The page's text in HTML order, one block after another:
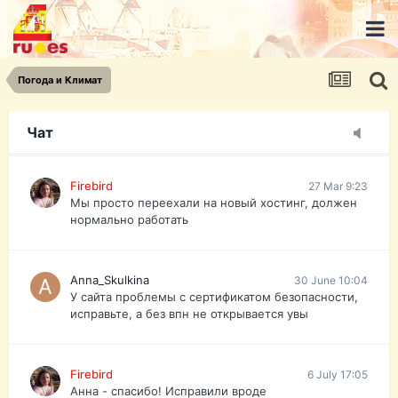
Погода и Климат
Чат
urist.dokument@gmail.com
https://pasport-ua.com/
Телеграмм @uristpassua
Firebird
Друзья - из России без VPN сайт и форум
Firebird 27 Mar 9:23
Мы просто переехали на новый хостинг, должен
нормально работать
Anna_Skulkina 30 June 10:04
У сайта проблемы с сертификатом безопасности,
исправьте, а без впн не открывается увы
Firebird 6 July 17:05
Анна - спасибо! Исправили вроде